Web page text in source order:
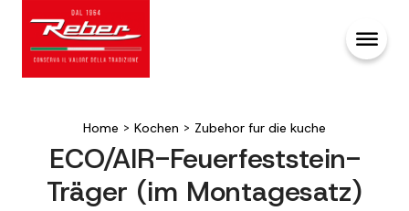
Home > Kochen > Zubehor fur die kuche
ECO/AIR-Feuerfeststein-
Träger (im Montagesatz)